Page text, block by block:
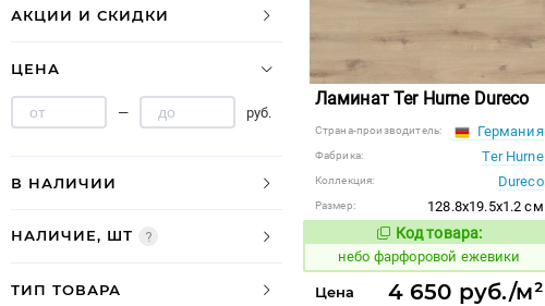
АКЦИИ И СКИДКИ
ЦЕНА
— руб.
В НАЛИЧИИ
НАЛИЧИЕ, ШТ
ТИП ТОВАРА
Ламинат Ter Hurne Dureco
Страна-производитель: Германия
Фабрика: Ter Hurne
Коллекция: Dureco
Размер:
128.8x19.5x1.2 см
Код товара:
1123274 Код товара:
небо фарфоровой ежевики
Цена 4 650 руб./м²